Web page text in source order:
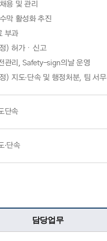
용 및 관리
막 활성화 추진
부과
) 허가ㆍ신고
관리, Safety-sign의날 운영
) 지도·단속 및 행정처분, 팀 서무
단속
·단속
담당업무